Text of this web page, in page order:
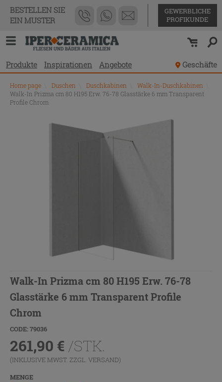
BESTELLEN SIE
EIN MUSTER
GEWERBLICHE
PROFIKUNDE
Produkte Inspirationen Angebote Geschäfte
Home page Duschen Duschkabinen Walk-In-Duschkabinen
Walk-In Prizma cm 80 H195 Erw. 76-78 Glasstärke 6 mm Transparent
Profile Chrom
Walk-In Prizma cm 80 H195 Erw. 76-78
Glasstärke 6 mm Transparent Profile
Chrom
CODE: 79036
261,90 € /STK.
(INKLUSIVE MWST. ZZGL. VERSAND)
MENGE